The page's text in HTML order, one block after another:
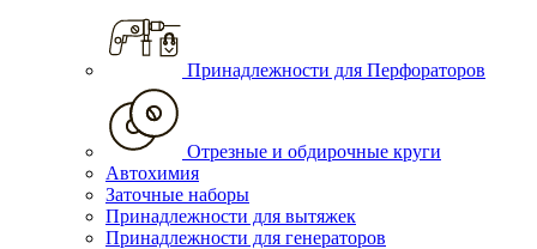
Принадлежности для Перфораторов
Отрезные и обдирочные круги
Автохимия
Заточные наборы
Принадлежности для вытяжек
Принадлежности для генераторов